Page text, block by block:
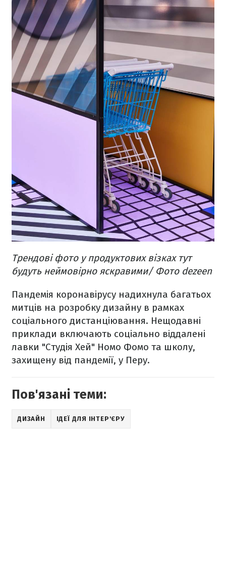
Трендові фото у продуктових візках тут
будуть неймовірно яскравими/ Фото dezeen
Пандемія коронавірусу надихнула багатьох
митців на розробку дизайну в рамках
соціального дистанціювання. Нещодавні
приклади включають соціально віддалені
лавки "Студія Хей" Номо Фомо та школу,
захищену від пандемії, у Перу.
Пов'язані теми:
ДИЗАЙН ІДЕЇ ДЛЯ ІНТЕР'ЄРУ